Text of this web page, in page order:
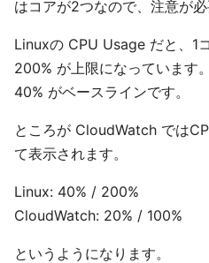
はコアが2つなので、注意が必
Linuxの CPU Usage だと、1
200% が上限になっています
40% がベースラインです。
ところが CloudWatch では
て表示されます。
Linux: 40% / 200%
CloudWatch: 20% / 100%
というようになります。